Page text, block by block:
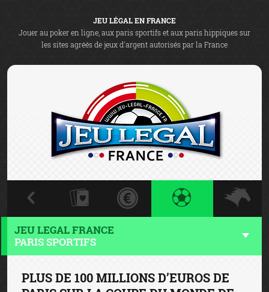
JEU LÉGAL EN FRANCE
Jouer au poker en ligne, aux paris sportifs et aux paris hippiques sur
les sites agréés de jeux d'argent autorisés par la France
JEU LEGAL FRANCE
PARIS SPORTIFS
PLUS DE 100 MILLIONS D’EUROS DE